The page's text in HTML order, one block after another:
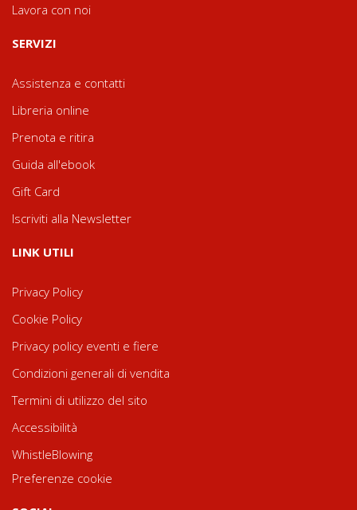
Lavora con noi
SERVIZI
Assistenza e contatti
Libreria online
Prenota e ritira
Guida all'ebook
Gift Card
Iscriviti alla Newsletter
LINK UTILI
Privacy Policy
Cookie Policy
Privacy policy eventi e fiere
Condizioni generali di vendita
Termini di utilizzo del sito
Accessibilità
WhistleBlowing
Preferenze cookie